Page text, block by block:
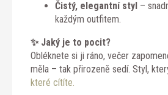
Čistý, elegantní styl –
každým outfitem.
✨ Jaký je to pocit?
Obléknete si ji ráno, večer
měla – tak přirozeně sedí. Styl,
které cítíte.